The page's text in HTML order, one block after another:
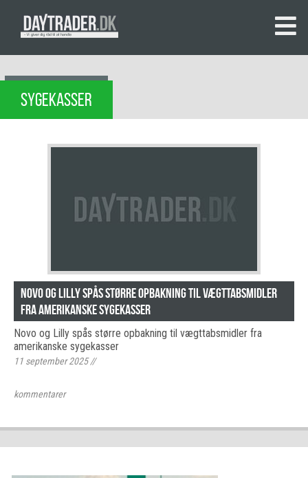
SYGEKASSER
Novo og Lilly spås større opbakning til vægttabsmidler
fra amerikanske sygekasser
Novo og Lilly spås større opbakning til vægttabsmidler fra
amerikanske sygekasser
11 september 2025//
kommentarer